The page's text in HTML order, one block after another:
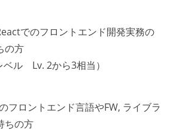
でのフロントエンド開発実務の
の方
ベル Lv. 2から3相当）
フロントエンド言語やFW, ライブラ
ちの方